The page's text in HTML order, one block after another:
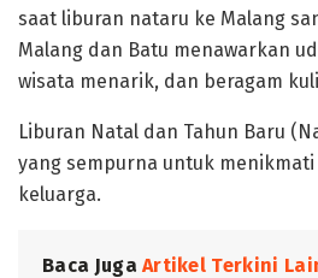
saat liburan nataru ke Malang
Malang dan Batu menawarkan
wisata menarik, dan beragam
Liburan Natal dan Tahun Baru
yang sempurna untuk
keluarga.
Baca Juga Artikel Terkini